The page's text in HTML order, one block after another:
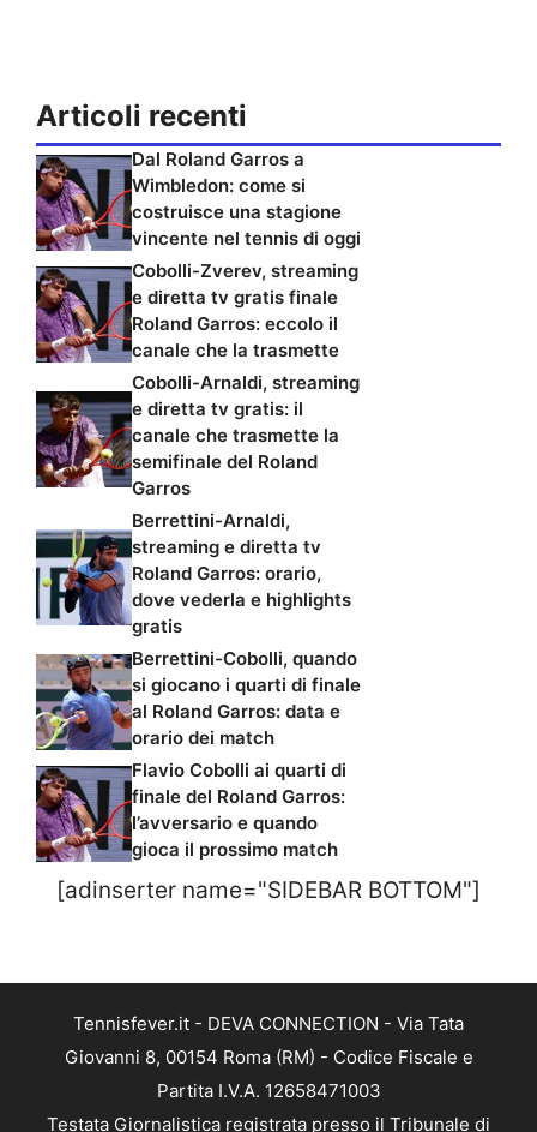
Articoli recenti
Dal Roland Garros a
Wimbledon: come si
costruisce una stagione
vincente nel tennis di oggi
Cobolli-Zverev, streaming
e diretta tv gratis finale
Roland Garros: eccolo il
canale che la trasmette
Cobolli-Arnaldi, streaming
e diretta tv gratis: il
canale che trasmette la
semifinale del Roland
Garros
Berrettini-Arnaldi,
streaming e diretta tv
Roland Garros: orario,
dove vederla e highlights
gratis
Berrettini-Cobolli, quando
si giocano i quarti di finale
al Roland Garros: data e
orario dei match
Flavio Cobolli ai quarti di
finale del Roland Garros:
l’avversario e quando
gioca il prossimo match
[adinserter name="SIDEBAR BOTTOM"]
Tennisfever.it - DEVA CONNECTION - Via Tata
Giovanni 8, 00154 Roma (RM) - Codice Fiscale e
Partita I.V.A. 12658471003
Testata Giornalistica registrata presso il Tribunale di